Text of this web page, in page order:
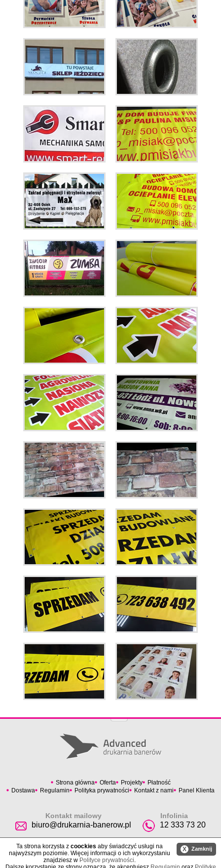
Strona główna Oferta Projekty
Płatność
Dostawa
Regulamin Polityka prywatności Kontakt z nami Panel Klienta
Kontakt mailowy
biuro@drukarnia-banerow.pl
Infolinia
12 333 73 20
X Zamknij
Ta strona korzysta z coockies aby świadczyć usługi na
najwyższym poziomie. Więcej informacji o ich wykorzystaniu
znajdziesz w Polityce prywatności.